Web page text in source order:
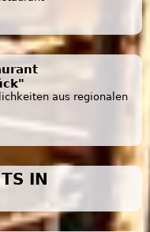
aus regionalen
IN